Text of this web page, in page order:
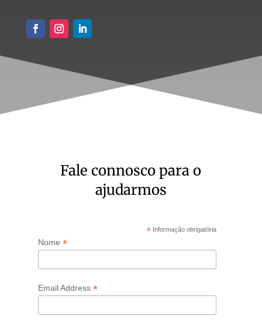
Fale connosco para o
ajudarmos
* Informação obrigatória
Nome *
Email Address *